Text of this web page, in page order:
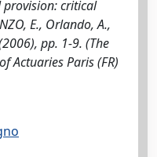
provision: critical
E., Orlando, A.,
pp. 1-9. (The
Actuaries Paris (FR)